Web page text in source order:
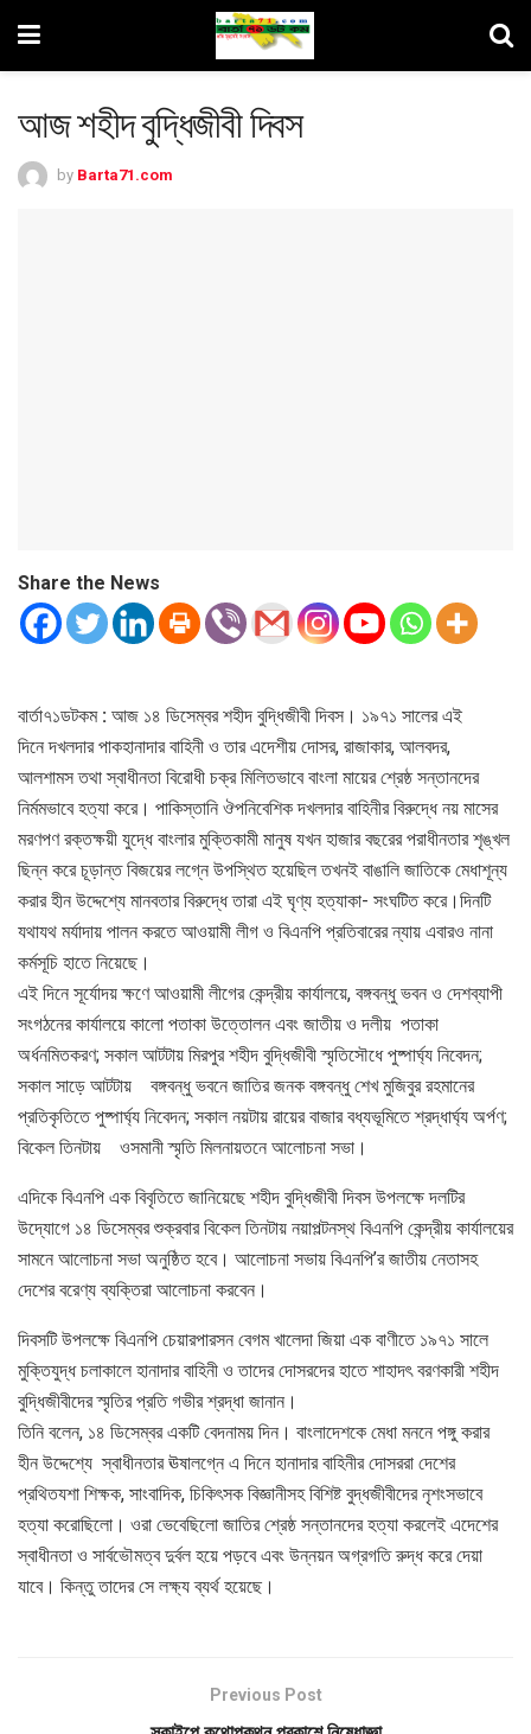
আজ শহীদ বুদ্ধিজীবী দিবস
by Barta71.com
Share the News
বার্তা৭১ডটকম: আজ ১৪ ডিসেম্বর শহীদ বুদ্ধিজীবী দিবস। ১৯৭১ সালের এই
দিনে দখলদার পাকহানাদার বাহিনী ও তার এদেশীয় দোসর, রাজাকার, আলবদর,
আলশামস তথা স্বাধীনতা বিরোধী চক্র মিলিতভাবে বাংলা মায়ের শ্রেষ্ঠ সন্তানদের
নির্মমভাবে হত্যা করে। পাকিস্তানি ঔপনিবেশিক দখলদার বাহিনীর বিরুদ্ধে নয় মাসের
মরণপণ রক্তক্ষয়ী যুদ্ধে বাংলার মুক্তিকামী মানুষ যখন হাজার বছরের পরাধীনতার শৃঙ্খল
ছিন্ন করে চূড়ান্ত বিজয়ের লগ্নে উপস্থিত হয়েছিল তখনই বাঙালি জাতিকে মেধাশূন্য
করার হীন উদ্দেশ্যে মানবতার বিরুদ্ধে তারা এই ঘৃণ্য হত্যাকা- সংঘটিত করে।দিনটি
যথাযথ মর্যাদায় পালন করতে আওয়ামী লীগ ও বিএনপি প্রতিবারের ন্যায় এবারও নানা
কর্মসূচি হাতে নিয়েছে।
এই দিনে সূর্যোদয় ক্ষণে আওয়ামী লীগের কেন্দ্রীয় কার্যালয়ে, বঙ্গবন্ধু ভবন ও দেশব্যাপী
সংগঠনের কার্যালয়ে কালো পতাকা উত্তোলন এবং জাতীয় ও দলীয় পতাকা
অর্ধনমিতকরণ; সকাল আটটায় মিরপুর শহীদ বুদ্ধিজীবী স্মৃতিসৌধে পুষ্পার্ঘ্য নিবেদন;
সকাল সাড়ে আটটায় বঙ্গবন্ধু ভবনে জাতির জনক বঙ্গবন্ধু শেখ মুজিবুর রহমানের
প্রতিকৃতিতে পুষ্পার্ঘ্য নিবেদন; সকাল নয়টায় রায়ের বাজার বধ্যভূমিতে শ্রদ্ধার্ঘ্য অর্পণ;
বিকেল তিনটায় ওসমানী স্মৃতি মিলনায়তনে আলোচনা সভা।
এদিকে বিএনপি এক বিবৃতিতে জানিয়েছে শহীদ বুদ্ধিজীবী দিবস উপলক্ষে দলটির
উদ্যোগে ১৪ ডিসেম্বর শুক্রবার বিকেল তিনটায় নয়াপল্টনস্থ বিএনপি কেন্দ্রীয় কার্যালয়ের
সামনে আলোচনা সভা অনুষ্ঠিত হবে। আলোচনা সভায় বিএনপি’র জাতীয় নেতাসহ
দেশের বরেণ্য ব্যক্তিরা আলোচনা করবেন।
দিবসটি উপলক্ষে বিএনপি চেয়ারপারসন বেগম খালেদা জিয়া এক বাণীতে ১৯৭১ সালে
মুক্তিযুদ্ধ চলাকালে হানাদার বাহিনী ও তাদের দোসরদের হাতে শাহাদৎ বরণকারী শহীদ
বুদ্ধিজীবীদের স্মৃতির প্রতি গভীর শ্রদ্ধা জানান।
তিনি বলেন, ১৪ ডিসেম্বর একটি বেদনাময় দিন। বাংলাদেশকে মেধা মননে পঙ্গু করার
হীন উদ্দেশ্যে স্বাধীনতার ঊষালগ্নে এ দিনে হানাদার বাহিনীর দোসররা দেশের
প্রথিতযশা শিক্ষক, সাংবাদিক, চিকিৎসক বিজ্ঞানীসহ বিশিষ্ট বুদ্ধজীবীদের নৃশংসভাবে
হত্যা করোছিলো। ওরা ভেবেছিলো জাতির শ্রেষ্ঠ সন্তানদের হত্যা করলেই এদেশের
স্বাধীনতা ও সার্বভৌমত্ব দুর্বল হয়ে পড়বে এবং উন্নয়ন অগ্রগতি রুদ্ধ করে দেয়া
যাবে। কিন্তু তাদের সে লক্ষ্য ব্যর্থ হয়েছে।
Previous Post